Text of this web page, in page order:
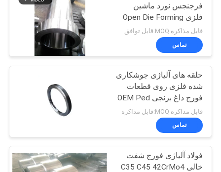
فرجنجس نورد ماشین
فلزی Open Die Forming
محصول
قابل مذاکره MOQ:قابل توافق
تماس
حلقه های آلیاژی جوشکاری
شده فلزی روی قطعات
فورج داغ برنجی OEM Ped
قابل مذاکره MOQ:قابل مذاکره
تماس
فولاد آلیاژی فورج شفت
خالی C35 C45 42CrMo4